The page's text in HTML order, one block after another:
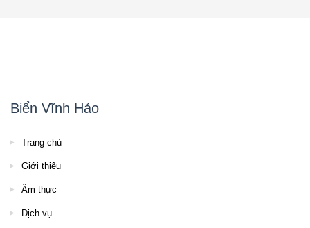
Biển Vĩnh Hảo
Trang chủ
Giới thiệu
Ẩm thực
Dịch vụ